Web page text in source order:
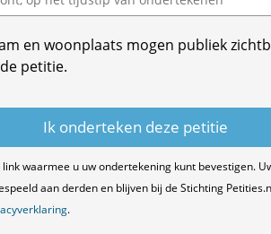
en woonplaats mogen publiek
petitie.
waarmee u uw ondertekening kunt bevestigen.
aan derden en blijven bij de Stichting
.